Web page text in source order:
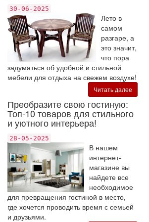
30-06-2025
Лето в
самом
разгаре, а
это значит,
что пора
задуматься об удобной и стильной
мебели для отдыха на свежем воздухе!
Читать далее
Преобразите свою гостиную:
Топ-10 товаров для стильного
и уютного интерьера!
28-05-2025
В нашем
интернет-
магазине вы
найдете все
необходимое
для превращения гостиной в место,
где хочется проводить время с семьей
и друзьями.